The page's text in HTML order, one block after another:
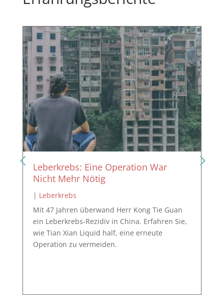
Leberkrebs: Eine Operation War
Nicht Mehr Nötig
| Leberkrebs
Mit 47 Jahren überwand Herr Kong Tie Guan
ein Leberkrebs-Rezidiv in China. Erfahren Sie,
wie Tian Xian Liquid half, eine erneute
Operation zu vermeiden.